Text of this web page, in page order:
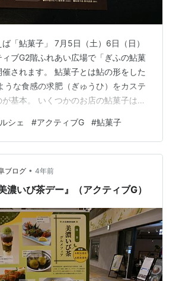
「鮎菓子」 7月5日（土）6日（日）
ブG2階ふれあい広場で「ぎふの鮎菓
されます。 鮎菓子とは鮎の形をした
うな食感の求肥（ぎゅうひ）をカステ
基本。 いくつかのお店の鮎菓子は食
子の形が微妙に違って面白い。 各店
てます。 岐阜市だけではなく、美濃
子店も参加。 各店定番の鮎菓子だけ
定の鮎菓子も販売されます。 抹茶や
込んだ求肥などチラシを眺めるだけで
シェ #アクティブG #鮎菓子
ブログ • 4年前
濃いび茶デー』（アクティブG）